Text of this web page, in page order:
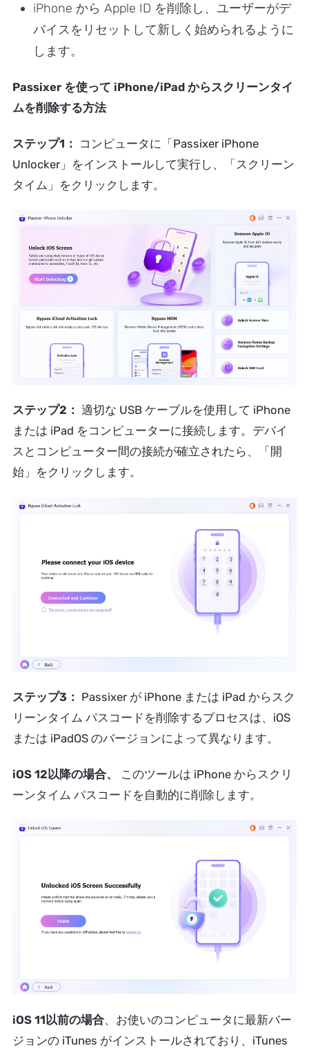
iPhone から Apple ID を削除し、ユーザーがデ
バイスをリセットして新しく始められるように
します。
Passixer を使って iPhone/iPad からスクリーンタイ
ムを削除する方法
ステップ1： コンピュータに「Passixer iPhone
Unlocker」をインストールして実行し、「スクリーン
タイム」をクリックします。
ステップ2： 適切な USB ケーブルを使用して iPhone
または iPad をコンピューターに接続します。デバイ
スとコンピューター間の接続が確立されたら、「開
始」をクリックします。
ステップ3： Passixer が iPhone または iPad からスク
リーンタイム パスコードを削除するプロセスは、iOS
または iPadOS のバージョンによって異なります。
iOS 12以降の場合、
このツールは iPhone からスクリ
ーンタイム パスコードを自動的に削除します。
iOS 11以前の場合、お使いのコンピュータに最新バー
ジョンの iTunes がインストールされており、iTunes